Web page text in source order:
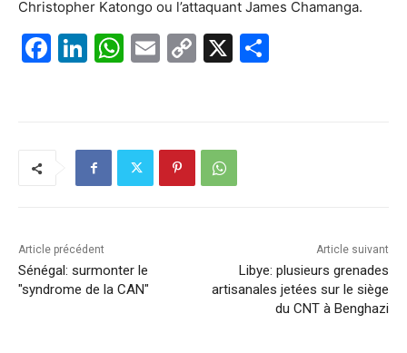
Christopher Katongo ou l’attaquant James Chamanga.
F
k
Li
dI
n
W
A
p
E
C
Li
n
X
Article précédent
Sénégal: surmonter le
"syndrome de la CAN"
Article suivant
Libye: plusieurs grenades
artisanales jetées sur le siège
du CNT à Benghazi